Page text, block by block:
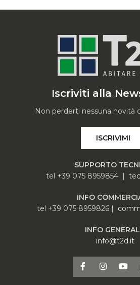
Iscriviti alla
Non perderti nessuna novità
ISCRIVIMI
SUPPORTO
tel +39 075 8959854 |
INFO
tel +39 075 8959826 |
INFO
info@t2d.it